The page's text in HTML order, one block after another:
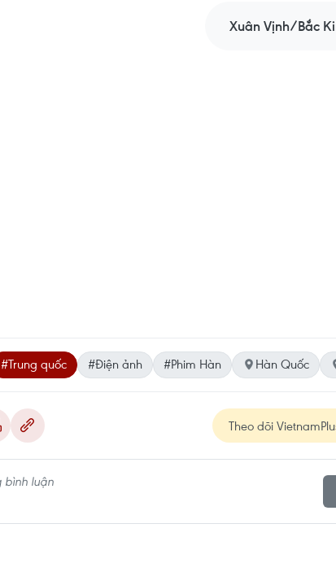
Xuân Vịnh/Bắc
#Trung quốc #Điện ảnh #Phim Hàn Hàn Quốc
Theo dõi